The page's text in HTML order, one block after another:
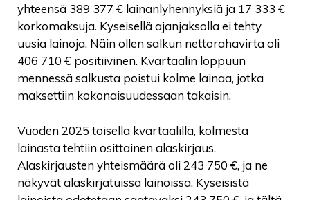
yhteensä 389 377 € lainanlyhennyksiä ja 17 333 €
korkomaksuja. Kyseisellä ajanjaksolla ei tehty
uusia lainoja. Näin ollen salkun nettorahavirta oli
406 710 € positiivinen. Kvartaalin loppuun
mennessä salkusta poistui kolme lainaa, jotka
maksettiin kokonaisuudessaan takaisin.
Vuoden 2025 toisella kvartaalilla, kolmesta
lainasta tehtiin osittainen alaskirjaus.
Alaskirjausten yhteismäärä oli 243 750 €, ja ne
näkyvät alaskirjatuissa lainoissa. Kyseisistä